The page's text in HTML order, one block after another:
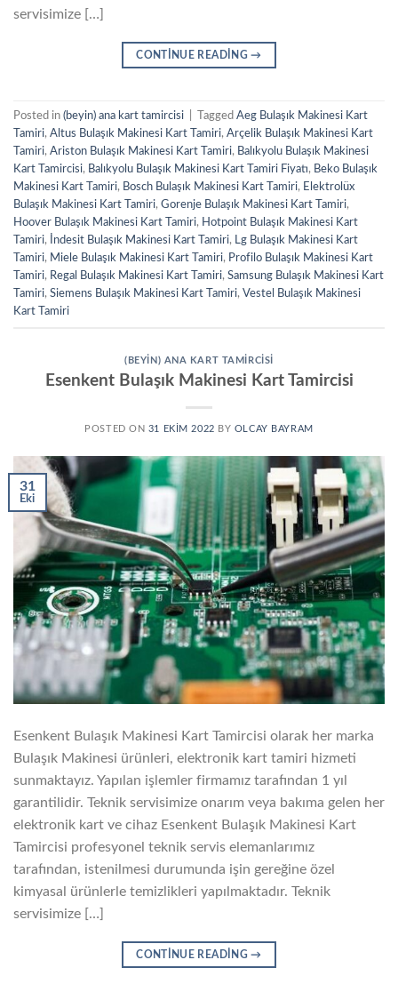
servisimize […]
CONTINUE READING→
Posted in (beyin) ana kart tamircisi Tagged Aeg Bulaşık Makinesi Kart
Tamiri, Altus Bulaşık Makinesi Kart Tamiri, Arçelik Bulaşık Makinesi Kart
Tamiri, Ariston Bulaşık Makinesi Kart Tamiri, Balıkyolu Bulaşık Makinesi
Kart Tamircisi, Balıkyolu Bulaşık Makinesi Kart Tamiri Fiyatı, Beko Bulaşık
Makinesi Kart Tamiri, Bosch Bulaşık Makinesi Kart Tamiri, Elektrolüx
Bulaşık Makinesi Kart Tamiri, Gorenje Bulaşık Makinesi Kart Tamiri,
Hoover Bulaşık Makinesi Kart Tamiri, Hotpoint Bulaşık Makinesi Kart
Tamiri, İndesit Bulaşık Makinesi Kart Tamiri,
Lg Bulaşık Makinesi Kart
Tamiri, Miele Bulaşık Makinesi Kart Tamiri, Profilo Bulaşık Makinesi Kart
Tamiri, Regal Bulaşık Makinesi Kart Tamiri, Samsung Bulaşık Makinesi Kart
Tamiri, Siemens Bulaşık Makinesi Kart Tamiri, Vestel Bulaşık Makinesi
Kart Tamiri
(BEYIN) ANA KART TAMIRCISI
Esenkent Bulaşık Makinesi Kart Tamircisi
POSTED ON 31 EKIM 2022 BY OLCAY BAYRAM
31
Eki
Esenkent Bulaşık Makinesi Kart Tamircisi olarak her marka
Bulaşık Makinesi ürünleri, elektronik kart tamiri hizmeti
sunmaktayız. Yapılan işlemler firmamız tarafından 1 yıl
garantilidir. Teknik servisimize onarım veya bakıma gelen her
elektronik kart ve cihaz Esenkent Bulaşık Makinesi Kart
Tamircisi profesyonel teknik servis elemanlarımız
tarafından, istenilmesi durumunda işin gereğine özel
kimyasal ürünlerle temizlikleri yapılmaktadır. Teknik
servisimize […]
CONTINUE READING→